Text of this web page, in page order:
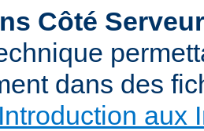
Côté
dans des
Introduction aux